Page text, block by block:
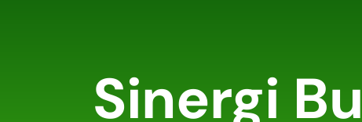
Sinergi